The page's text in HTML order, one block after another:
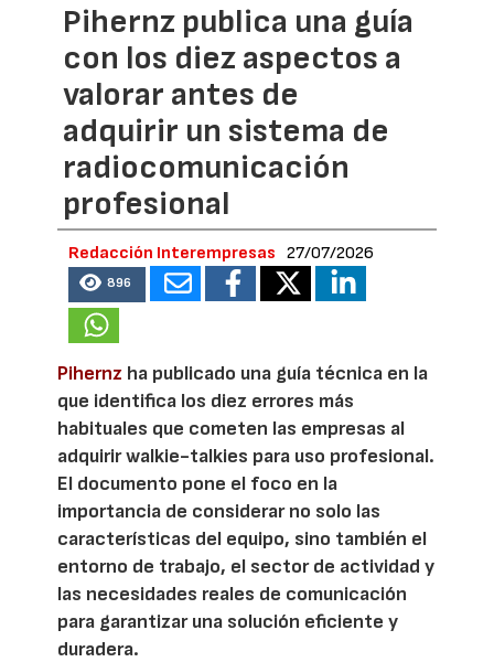
Pihernz publica una guía
con los diez aspectos a
valorar antes de
adquirir un sistema de
radiocomunicación
profesional
Redacción Interempresas 27/07/2026
896
Pihernz ha publicado una guía técnica en la
que identifica los diez errores más
habituales que cometen las empresas al
adquirir walkie-talkies para uso profesional.
El documento pone el foco en la
importancia de considerar no solo las
características del equipo, sino también el
entorno de trabajo, el sector de actividad y
las necesidades reales de comunicación
para garantizar una solución eficiente y
duradera.